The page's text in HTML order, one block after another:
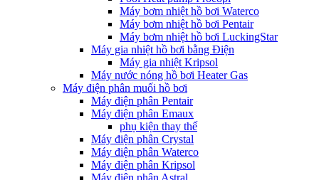
Máy bơm nhiệt hồ bơi Waterco
Máy bơm nhiệt hồ bơi Pentair
Máy bơm nhiệt hồ bơi LuckingStar
Máy gia nhiệt hồ bơi bằng Điện
Máy gia nhiệt Kripsol
Máy nước nóng hồ bơi Heater Gas
Máy điện phân muối hồ bơi
Máy điện phân Pentair
Máy điện phân Emaux
phụ kiện thay thế
Máy điện phân Crystal
Máy điện phân Waterco
Máy điện phân Kripsol
Máy điện phân Astral